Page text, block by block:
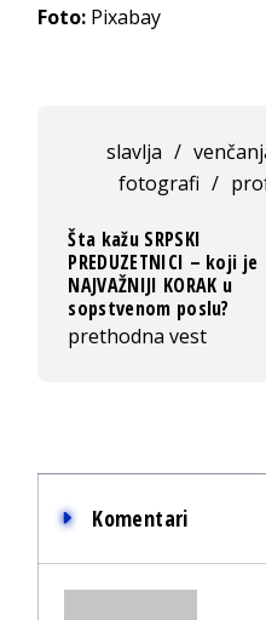
Foto: Pixabay
slavlja /
fotografi /
Šta kažu SRPSKI
PREDUZETNICI – koji je
NAJVAŽNIJI KORAK u
sopstvenom poslu?
prethodna vest
Komentari